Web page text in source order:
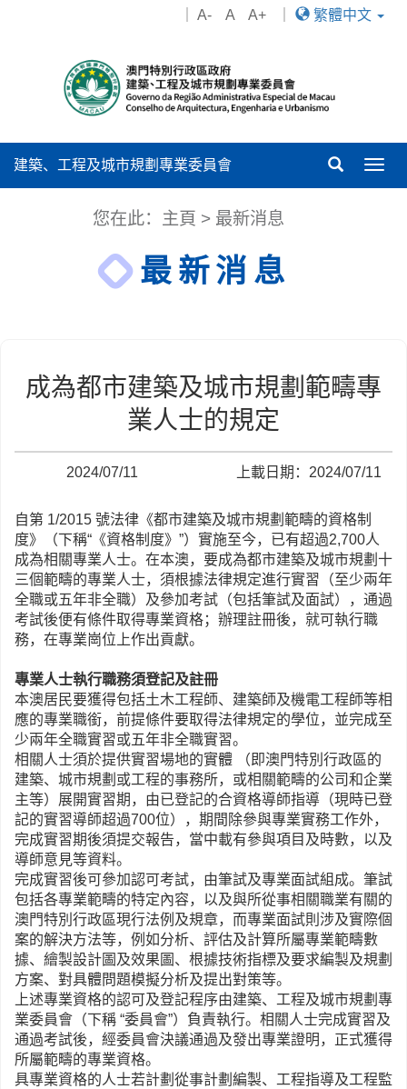
A- A A+ 繁體中文
建築、工程及城市規劃專業委員會
您在此： 主頁 > 最新消息
最新消息
成為都市建築及城市規劃範疇專
業人士的規定
2024/07/11 上載日期：2024/07/11
自第 1/2015 號法律《都市建築及城市規劃範疇的資格制
度》（下稱“《資格制度》”）實施至今，已有超過2,700人
成為相關專業人士。在本澳，要成為都市建築及城市規劃十
三個範疇的專業人士，須根據法律規定進行實習（至少兩年
全職或五年非全職）及參加考試（包括筆試及面試），通過
考試後便有條件取得專業資格；辦理註冊後，就可執行職
務，在專業崗位上作出貢獻。
專業人士執行職務須登記及註冊
本澳居民要獲得包括土木工程師、建築師及機電工程師等相
應的專業職銜，前提條件要取得法律規定的學位，並完成至
少兩年全職實習或五年非全職實習。
相關人士須於提供實習場地的實體 （即澳門特別行政區的
建築、城市規劃或工程的事務所，或相關範疇的公司和企業
主等）展開實習期，由已登記的合資格導師指導（現時已登
記的實習導師超過700位），期間除參與專業實務工作外，
完成實習期後須提交報告，當中載有參與項目及時數，以及
導師意見等資料。
完成實習後可參加認可考試，由筆試及專業面試組成。筆試
包括各專業範疇的特定內容，以及與所從事相關職業有關的
澳門特別行政區現行法例及規章，而專業面試則涉及實際個
案的解決方法等，例如分析、評估及計算所屬專業範疇數
據、繪製設計圖及效果圖、根據技術指標及要求編製及規劃
方案、對具體問題模擬分析及提出對策等。
上述專業資格的認可及登記程序由建築、工程及城市規劃專
業委員會（下稱 “委員會”）負責執行。相關人士完成實習及
通過考試後，經委員會決議通過及發出專業證明，正式獲得
所屬範疇的專業資格。
具專業資格的人士若計劃從事計劃編製、工程指導及工程監